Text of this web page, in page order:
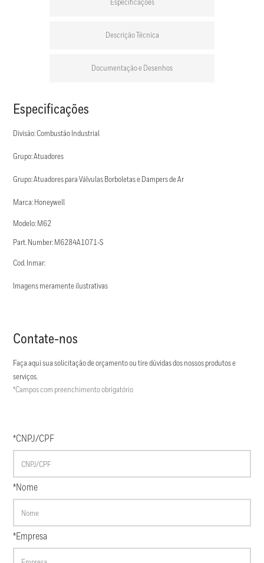
Especificações
Descrição Técnica
Documentação e Desenhos
Especificações
Divisão: Combustão Industrial
Grupo: Atuadores
Grupo: Atuadores para Válvulas Borboletas e Dampers de Ar
Marca: Honeywell
Modelo: M62
Part. Number: M6284A1071-S
Cod. Inmar:
Imagens meramente ilustrativas
Contate-nos
Faça aqui sua solicitação de orçamento ou tire dúvidas dos nossos produtos e
serviços.
*Campos com preenchimento obrigatório
*CNPJ/CPF
*Nome
*Empresa